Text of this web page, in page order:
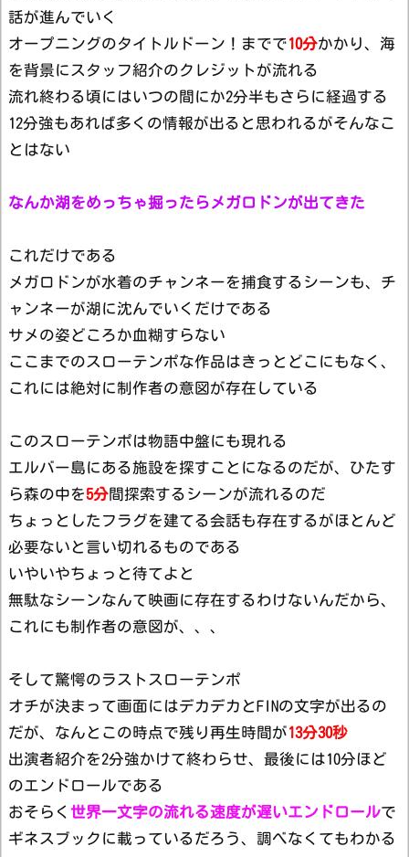
話が進んでいく
オープニングのタイトルドーン！までで10分かかり、海
を背景にスタッフ紹介のクレジットが流れる
流れ終わる頃にはいつの間にか2分半もさらに経過する
12分強もあれば多くの情報が出ると思われるがそんなこ
とはない
なんか湖をめっちゃ掘ったらメガロドンが出てきた
これだけである
メガロドンが水着のチャンネーを捕食するシーンも、チ
ャンネーが湖に沈んでいくだけである
サメの姿どころか血糊すらない
ここまでのスローテンポな作品はきっとどこにもなく、
これには絶対に制作者の意図が存在している
このスローテンポは物語中盤にも現れる
エルバー島にある施設を探すことになるのだが、ひたす
ら森の中を5分間探索するシーンが流れるのだ
ちょっとしたフラグを建てる会話も存在するがほとんど
必要ないと言い切れるものである
いやいやちょっと待てよと
無駄なシーンなんて映画に存在するわけないんだから、
これにも制作者の意図が、、、
そして驚愕のラストスローテンポ
オチが決まって画面にはデカデカとFINの文字が出るの
だが、なんとこの時点で残り再生時間が13分30秒
出演者紹介を2分強かけて終わらせ、最後には10分ほど
のエンドロールである
おそらく 世界一文字の流れる速度が遅いエンドロールで
ギネスブックに載っているだろう、調べなくてもわかる